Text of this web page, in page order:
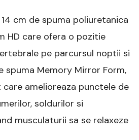
cm de spuma poliuretanica
HD care ofera o pozitie
pe parcursul noptii si
spuma Memory Mirror Form,
amelioreaza punctele de
soldurilor si
musculaturii sa se relaxeze